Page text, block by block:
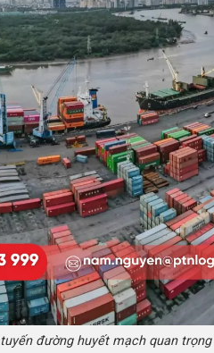
đường huyết mạch quan trọng